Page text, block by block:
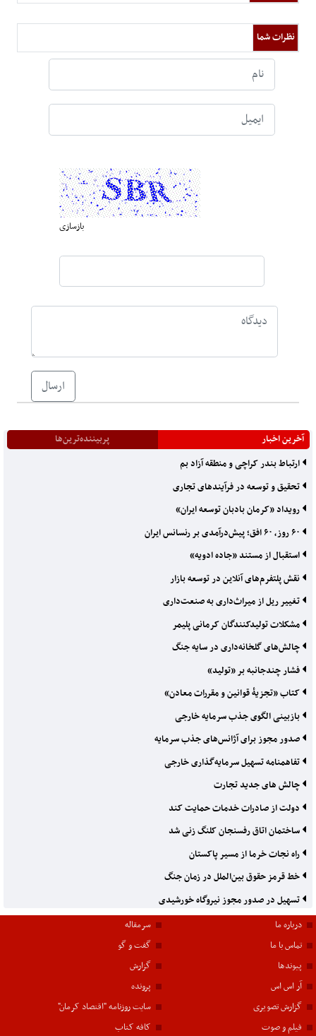
نظرات شما
بازسازی
ارسال
آخرین اخبار
پربیننده‌ترین‌ها
ارتباط بندر کراچی و منطقه آزاد بم
تحقیق و توسعه در فرآیندهای تجاری
رویداد «کرمان بادبان توسعه ایران»
استقبال از مستند «جاده ادویه»
نقش پلتفرم‌های آنلاین در توسعه بازار
تغییر ریل از میراث‌داری به صنعت‌داری
مشکلات تولیدکنندگان کرمانی پلیمر
چالش‌های گلخانه‌داری در سایه جنگ
فشار چندجانبه بر «تولید»
کتاب «تجزیۀ قوانین و مقررات معادن»
بازبینی الگوی جذب سرمایه خارجی
صدور مجوز برای آژانس‌های جذب سرمایه
تفاهمنامه تسهیل سرمایه‌گذاری خارجی
چالش های جدید تجارت
دولت از صادرات خدمات حمایت کند
ساختمان اتاق رفسنجان کلنگ زنی شد
راه نجات خرما از مسیر پاکستان
خط قرمز حقوق بین‌الملل در زمان جنگ
تسهیل در صدور مجوز نیروگاه خورشیدی
درباره ما
تماس با ما
پیوندها
آر اس اس
سرمقاله
گفت و گو
گزارش
پرونده
گزارش تصویری
فیلم و صوت
سایت روزنامه "اقتصاد کرمان"
کافه کتاب